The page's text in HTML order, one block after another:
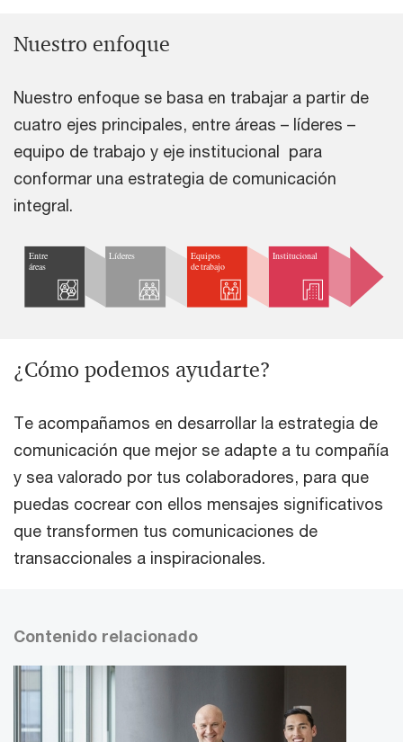
Nuestro enfoque
Nuestro enfoque se basa en trabajar a partir de
cuatro ejes principales, entre áreas – líderes –
equipo de trabajo y eje institucional para
conformar una estrategia de comunicación
integral.
¿Cómo podemos ayudarte?
Te acompañamos en desarrollar la estrategia de
comunicación que mejor se adapte a tu compañía
y sea valorado por tus colaboradores, para que
puedas cocrear con ellos mensajes significativos
que transformen tus comunicaciones de
transaccionales a inspiracionales.
Contenido relacionado